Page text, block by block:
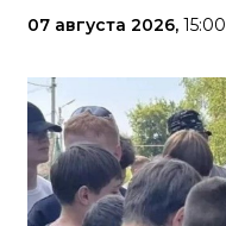
07 августа 2026, 15:00